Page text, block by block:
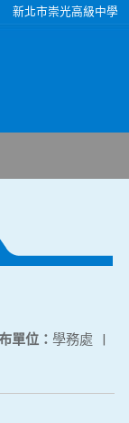
新北市崇光高級中學
單位： 學務處 |